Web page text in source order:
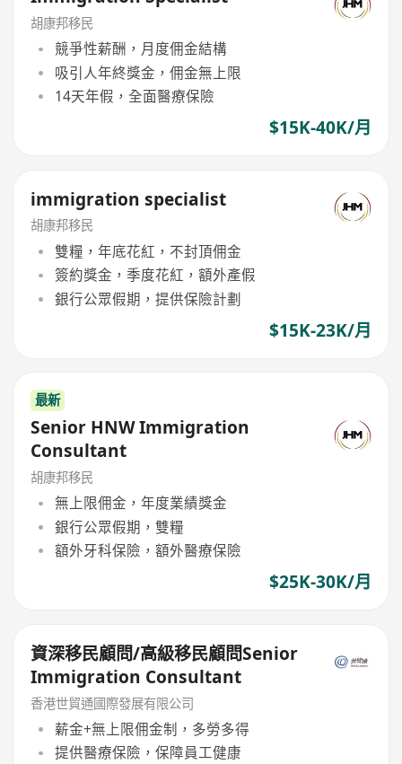
胡康邦移民
競爭性薪酬，月度佣金結構
吸引人年終獎金，佣金無上限
14天年假，全面醫療保險
$15K-40K/月
immigration specialist
胡康邦移民
雙糧，年底花紅，不封頂佣金
簽約獎金，季度花紅，額外產假
銀行公眾假期，提供保險計劃
$15K-23K/月
最新
Senior HNW Immigration
Consultant
胡康邦移民
無上限佣金，年度業績獎金
銀行公眾假期，雙糧
額外牙科保險，額外醫療保險
$25K-30K/月
資深移民顧問/高級移民顧問Senior
Immigration Consultant
香港世貿通國際發展有限公司
薪金+無上限佣金制，多勞多得
提供醫療保險，保障員工健康